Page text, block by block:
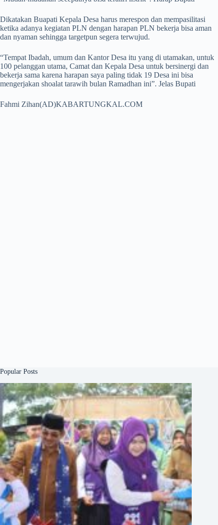
Dikatakan Buapati Kepala Desa harus merespon dan mempasilitasi
ketika adanya kegiatan PLN dengan harapan PLN bekerja bisa aman
dan nyaman sehingga targetpun segera terwujud.
“Tempat Ibadah, umum dan Kantor Desa itu yang di utamakan, untuk
100 pelanggan utama, Camat dan Kepala Desa untuk bersinergi dan
bekerja sama karena harapan saya paling tidak 19 Desa ini bisa
mengerjakan shoalat tarawih bulan Ramadhan ini”. Jelas Bupati
Fahmi Zihan(AD)KABARTUNGKAL.COM
Popular Posts